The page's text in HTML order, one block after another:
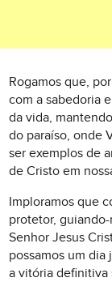
Rogamos que,
com a sabedoria
da vida,
do paraíso, onde
ser exemplos de
de Cristo em
Imploramos que
protetor,
Senhor Jesus
possamos um
a vitória definitiva